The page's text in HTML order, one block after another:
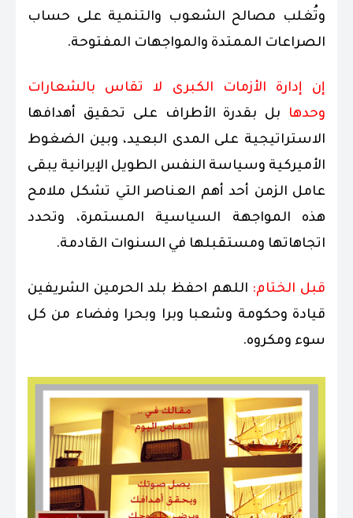
وتُغلب مصالح الشعوب والتنمية على حساب
الصراعات الممتدة والمواجهات المفتوحة.
إن إدارة الأزمات الكبرى لا تقاس بالشعارات
وحدها
بل بقدرة الأطراف على تحقيق أهدافها
الاستراتيجية على المدى البعيد، وبين الضغوط
الأميركية وسياسة النفس الطويل الإيرانية يبقى
عامل الزمن أحد أهم العناصر التي تشكل ملامح
هذه المواجهة السياسية المستمرة، وتحدد
اتجاهاتها ومستقبلها في السنوات القادمة.
قبل الختام: اللهم احفظ بلد الحرمين الشريفين
قيادة وحكومة وشعبا وبرا وبحرا وفضاء من كل
سوء ومكروه.